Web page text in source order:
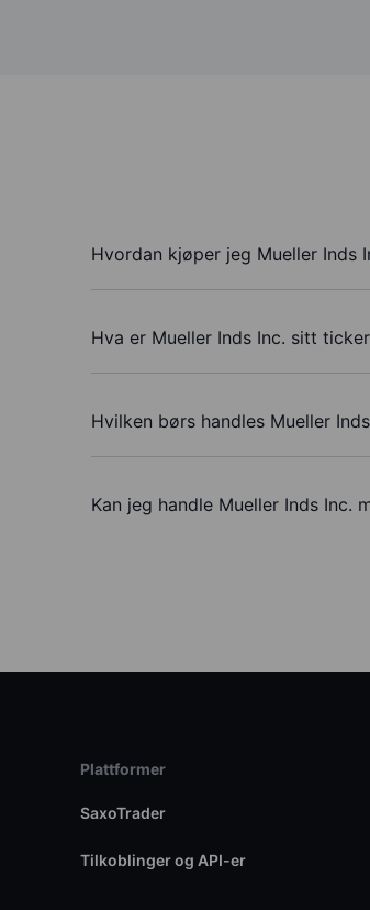
Hvordan kjøper jeg Mueller Inds
Hva er Mueller Inds Inc. sitt
Hvilken børs handles Mueller
Kan jeg handle Mueller Inds Inc.
Plattformer
SaxoTrader
Tilkoblinger og API-er